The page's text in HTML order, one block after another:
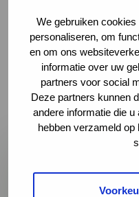
We gebruiken
personaliseren, om
en om ons
informatie over uw
partners voor social
Deze partners kunnen
andere informatie die
hebben verzameld
diagnosewerkgroep.
zijn ervaringen als
CIAP-patiënt over de
aandoening en de
leven.